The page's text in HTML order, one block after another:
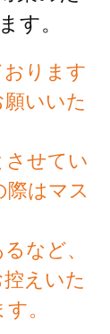
す。
ります
いいた
せてい
はマス
など、
えいた
。